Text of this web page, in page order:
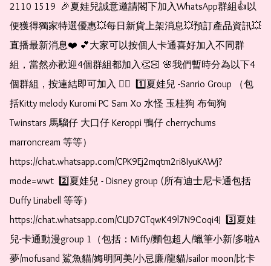
2110 1519  🎉夏娃兒誠意邀請閣下加入WhatsApp群組👍以
便獲得獨家特選優惠💥每日新貨上架消息💥預訂產品資訊💥
直播最新消息❤️ 💕大家可以按個人卡通喜好加入不同群
組，當然亦歡迎4個群組都加入👏🏻 🌸我們暫時分為以下4
個群組，按連結即可加入 👇🏻  1️⃣夏娃兒 -Sanrio Group （包
括Kitty melody Kuromi PC Sam Xo 水怪 玉桂狗 布甸狗
Twinstars 馬騮仔 大口仔 Keroppi 鴨仔 cherrychums
marroncream 等等）
https://chat.whatsapp.com/CPK9Ej2mqtm2ri8IyuKAWj?
mode=wwt  2️⃣夏娃兒 - Disney group (所有迪士尼卡通包括
Duffy Linabell 等等）
https://chat.whatsapp.com/CLJD7GTqwK49l7N9Coqi4J  3️⃣夏娃
兒-卡通動漫group 1（包括：Miffy/麵包超人/蠟筆小新/多啦A
夢/mofusand 鯊魚貓/娒明阿美/小忌廉/龍貓/sailor moon/比卡